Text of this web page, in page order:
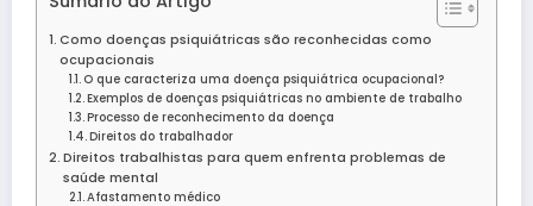
Como doenças psiquiátricas são reconhecidas como
ocupacionais
O que caracteriza uma doença psiquiátrica ocupacional?
Exemplos de doenças psiquiátricas no ambiente de trabalho
Processo de reconhecimento da doença
Direitos do trabalhador
Direitos trabalhistas para quem enfrenta problemas de
saúde mental
Afastamento médico